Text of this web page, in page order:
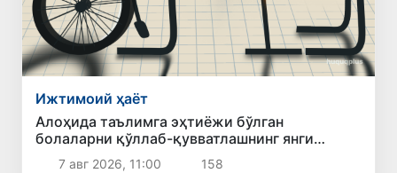
Ижтимоий ҳаёт
Алоҳида таълимга эҳтиёжи бўлган
болаларни қўллаб-қувватлашнинг янги
тизими жорий этилади
7 авг 2026, 11:00 158